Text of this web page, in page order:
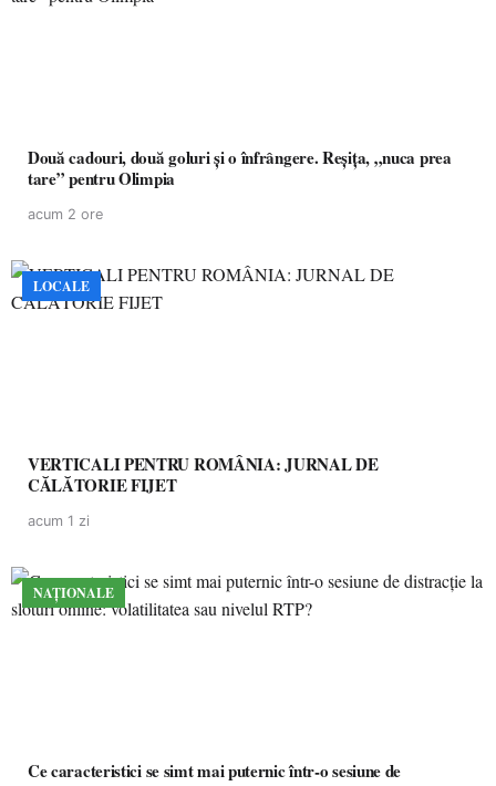
Două cadouri, două goluri și o înfrângere. Reșița, „nuca prea
tare” pentru Olimpia
acum 2 ore
LOCALE
VERTICALI PENTRU ROMÂNIA: JURNAL DE
CĂLĂTORIE FIJET
acum 1 zi
NAȚIONALE
Ce caracteristici se simt mai puternic într-o sesiune de